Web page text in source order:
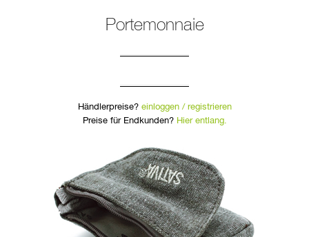
Portemonnaie
Händlerpreise? einloggen / registrieren
Preise für Endkunden? Hier entlang.